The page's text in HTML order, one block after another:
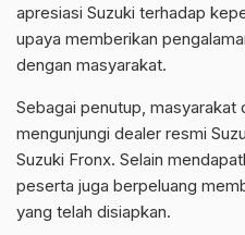
apresiasi Suzuki terhadap
upaya memberikan
dengan masyarakat.
Sebagai penutup, masyarakat
mengunjungi dealer resmi
Suzuki Fronx. Selain
peserta juga berpeluang
yang telah disiapkan.